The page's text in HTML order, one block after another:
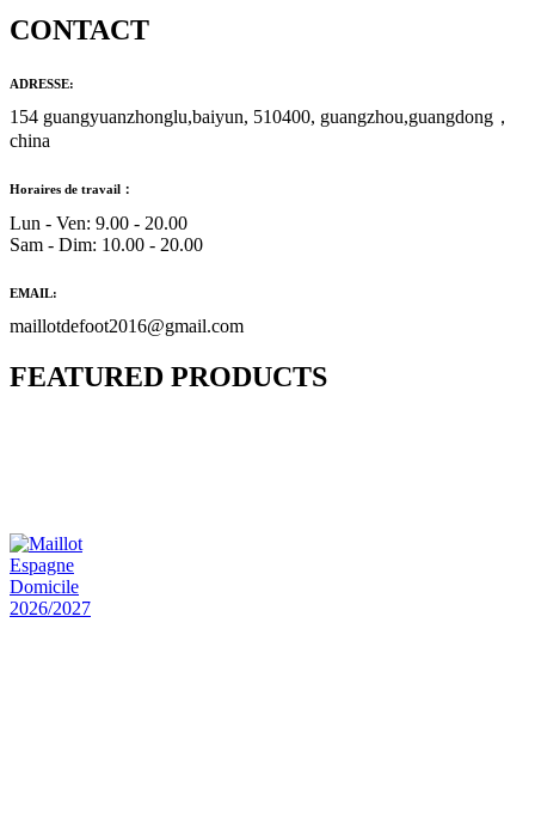
CONTACT
ADRESSE:
154 guangyuanzhonglu,baiyun, 510400, guangzhou,guangdong，
china
Horaires de travail：
Lun - Ven: 9.00 - 20.00
Sam - Dim: 10.00 - 20.00
EMAIL:
maillotdefoot2016@gmail.com
FEATURED PRODUCTS